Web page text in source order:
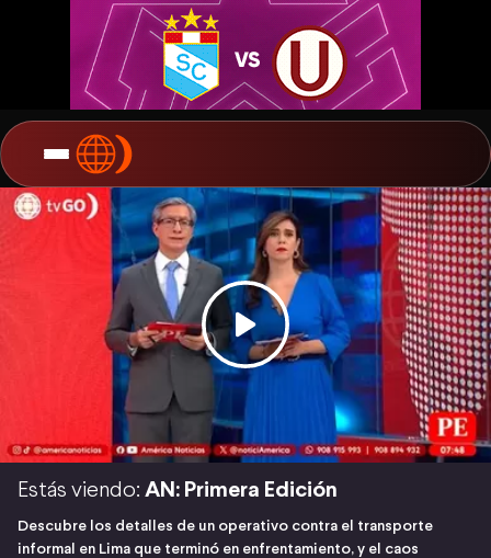
Estás viendo: AN: Primera Edición
Descubre los detalles de un operativo contra el transporte
informal en Lima que terminó en enfrentamiento, y el caos